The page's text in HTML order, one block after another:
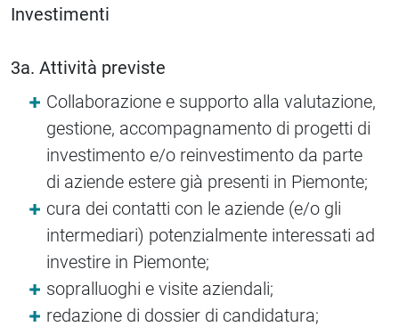
Investimenti
3a. Attività previste
Collaborazione e supporto alla valutazione,
gestione, accompagnamento di progetti di
investimento e/o reinvestimento da parte
di aziende estere già presenti in Piemonte;
cura dei contatti con le aziende (e/o gli
intermediari) potenzialmente interessati ad
investire in Piemonte;
sopralluoghi e visite aziendali;
redazione di dossier di candidatura;